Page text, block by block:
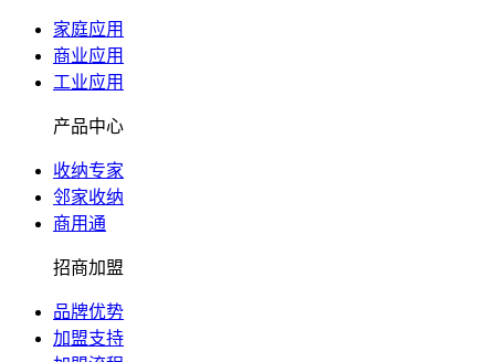
家庭应用
商业应用
工业应用
产品中心
收纳专家
邻家收纳
商用通
招商加盟
品牌优势
加盟支持